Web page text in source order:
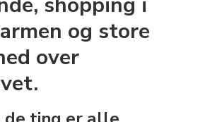
og store
over